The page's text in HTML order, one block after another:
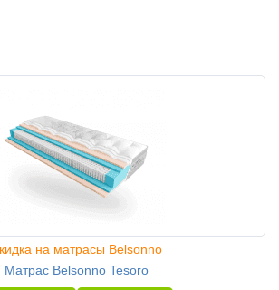
на матрасы Belsonno
Матрас Belsonno Tesoro